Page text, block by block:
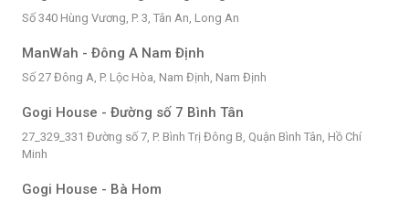
Số 340 Hùng Vương, P. 3, Tân An, Long An
ManWah - Đông A Nam Định
Số 27 Đông A, P. Lộc Hòa, Nam Định, Nam Định
Gogi House - Đường số 7 Bình Tân
27_329_331 Đường số 7, P. Bình Trị Đông B, Quận Bình Tân, Hồ Chí
Minh
Gogi House - Bà Hom